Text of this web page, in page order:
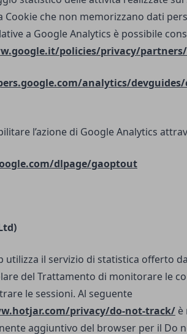
Cookie che non memorizzano dati
a Google Analytics è possibile
policies/privacy/partners/
analytics/
l’azione di Google Analytics
dlpage/gaoptout
utilizza il servizio di statistica offerto
del Trattamento di monitorare le
le sessioni. Al seguente
privacy/do-not-track/ è
aggiuntivo del browser per il Do